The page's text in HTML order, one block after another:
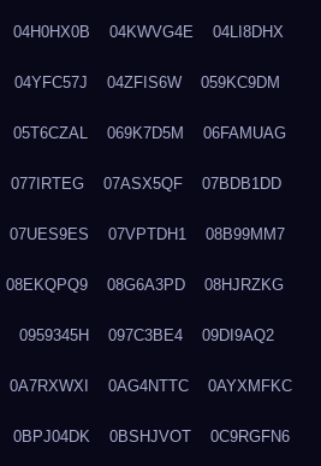
04H0HX0B 04KWVG4E 04LI8DHX
04YFC57J 04ZFIS6W 059KC9DM
05T6CZAL 069K7D5M 06FAMUAG
077IRTEG 07ASX5QF 07BDB1DD
07UES9ES 07VPTDH1 08B99MM7
08EKQPQ9 08G6A3PD 08HJRZKG
0959345H 097C3BE4 09DI9AQ2
0A7RXWXI 0AG4NTTC 0AYXMFKC
0BPJ04DK 0BSHJVOT 0C9RGFN6